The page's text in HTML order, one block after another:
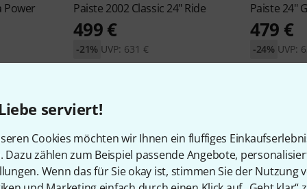
serviert!
Cookies möchten wir Ihnen ein fluffiges
Dazu zählen zum Beispiel passende Angebote,
Wenn das für Sie okay ist, stimmen Sie der Nutzung
Power
Paiste 2002 Classic 24" Ride
499 €
UVP: 631 €
-21%
Paiste 24"
479 €
UVP:
-24%